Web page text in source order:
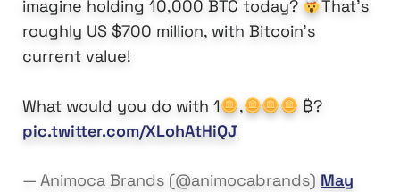
imagine holding 10,000 BTC today?
That’s
roughly US $700 million, with Bitcoin’s
current value!
What would you do with 1 ,
₿?
pic.twitter.com/XLohAtHiQJ
— Animoca Brands (@animocabrands) May